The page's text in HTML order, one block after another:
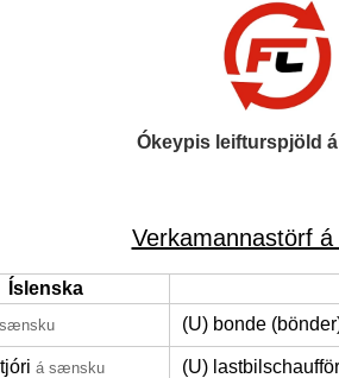
Ókeypis leifturspjöld
Verkamannastörf
Íslenska
(U) bonde
á sænsku (U)